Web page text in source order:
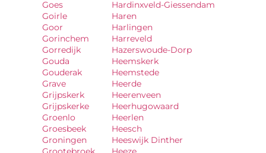
Goes
Goirle
Goor
Gorinchem
Gorredijk
Gouda
Gouderak
Grave
Grijpskerk
Grijpskerke
Groenlo
Groesbeek
Groningen
Hardinxveld-Giessendam
Haren
Harlingen
Harreveld
Hazerswoude-Dorp
Heemskerk
Heemstede
Heerde
Heerenveen
Heerhugowaard
Heerlen
Heesch
Heeswijk Dinther